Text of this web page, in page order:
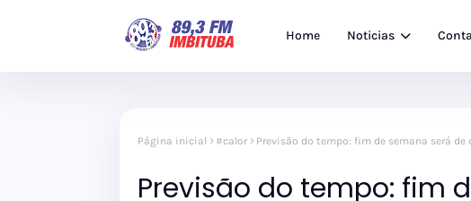
Home Noticias
Página inicial #calor Previsão do tempo: fim de semana será
Previsão do tempo: fim